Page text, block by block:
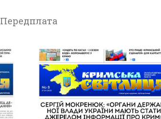
Передплата